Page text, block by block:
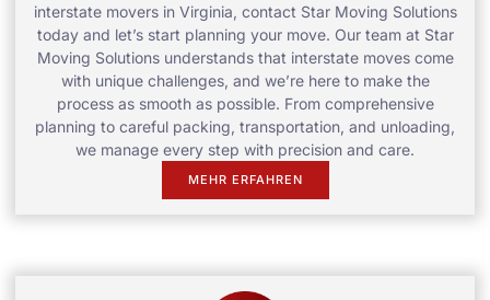
interstate movers in Virginia, contact Star Moving Solutions
today and let’s start planning your move. Our team at Star
Moving Solutions understands that interstate moves come
with unique challenges, and we’re here to make the
process as smooth as possible. From comprehensive
planning to careful packing, transportation, and unloading,
we manage every step with precision and care.
MEHR ERFAHREN